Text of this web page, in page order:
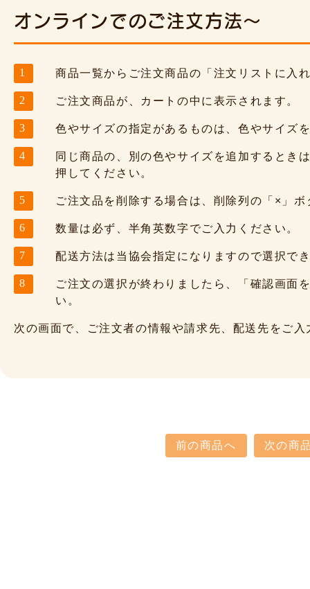
オンラインでのご注文方法～
商品一覧からご注文商品の「注文リストに入
ご注文商品が、カートの中に表示されます。
色やサイズの指定があるものは、色やサイズ
同じ商品の、別の色やサイズを追加するとき
押してください。
ご注文品を削除する場合は、削除列の「×」
数量は必ず、半角英数字でご入力ください。
配送方法は当協会指定になりますので選択で
ご注文の選択が終わりましたら、「確認画面
い。
次の画面で、ご注文者の情報や請求先、配送先をご
前の商品へ 次の商